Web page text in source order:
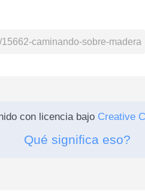
con licencia bajo Creative
Qué significa eso?